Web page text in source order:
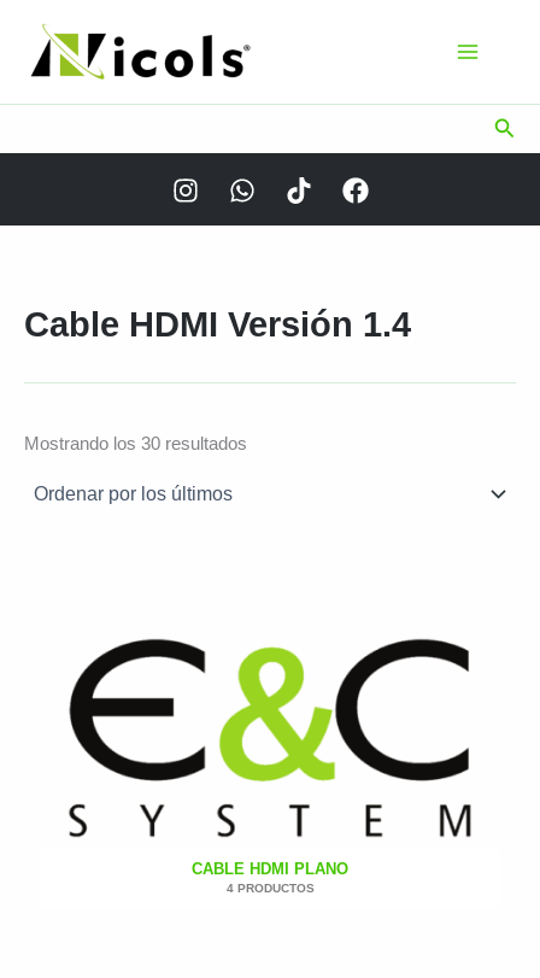
contenido
Cable HDMI Versión 1.4
Mostrando los 30 resultados
CABLE HDMI PLANO
4 PRODUCTOS